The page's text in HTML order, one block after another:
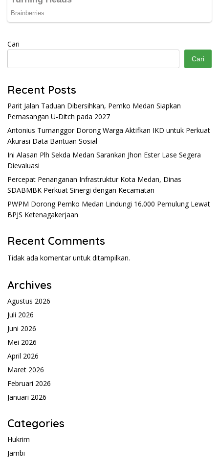
Cari
Cari
Recent Posts
Parit Jalan Taduan Dibersihkan, Pemko Medan Siapkan
Pemasangan U-Ditch pada 2027
Antonius Tumanggor Dorong Warga Aktifkan IKD untuk Perkuat
Akurasi Data Bantuan Sosial
Ini Alasan Plh Sekda Medan Sarankan Jhon Ester Lase Segera
Dievaluasi
Percepat Penanganan Infrastruktur Kota Medan, Dinas
SDABMBK Perkuat Sinergi dengan Kecamatan
PWPM Dorong Pemko Medan Lindungi 16.000 Pemulung Lewat
BPJS Ketenagakerjaan
Recent Comments
Tidak ada komentar untuk ditampilkan.
Archives
Agustus 2026
Juli 2026
Juni 2026
Mei 2026
April 2026
Maret 2026
Februari 2026
Januari 2026
Categories
Hukrim
Jambi